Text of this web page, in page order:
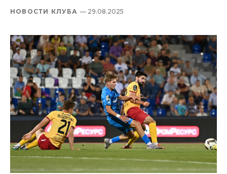
НОВОСТИ КЛУБА — 29.08.2025